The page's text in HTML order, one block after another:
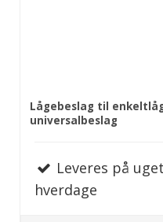
Lågebeslag til
universalbeslag
Leveres på
hverdage